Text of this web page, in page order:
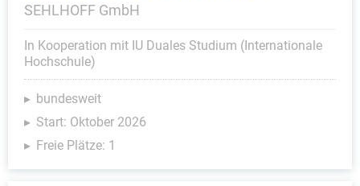
SEHLHOFF GmbH
In Kooperation mit IU Duales Studium (Internationale
Hochschule)
bundesweit
Start: Oktober 2026
Freie Plätze: 1